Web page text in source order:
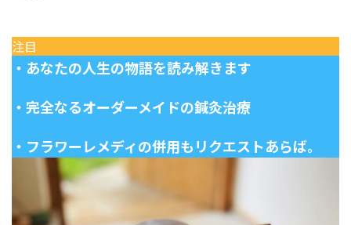
注目
・あなたの人生の物語を読み解きます
・完全なるオーダーメイドの鍼灸治療
・フラワーレメディの併用もリクエストあらば。